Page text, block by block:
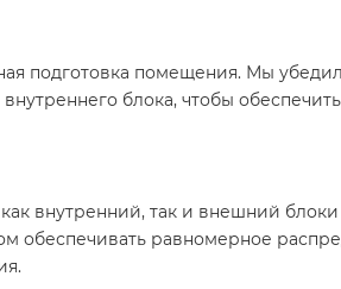
подготовка помещения. Мы
блока, чтобы
внутренний, так и внешний
обеспечивать равномерное